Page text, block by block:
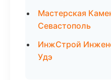
Мастерская
Севастополь
ИнжСтрой
Удэ